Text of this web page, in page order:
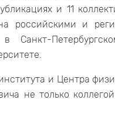
и 11
российскими и
в Санкт-
и Центра
не только